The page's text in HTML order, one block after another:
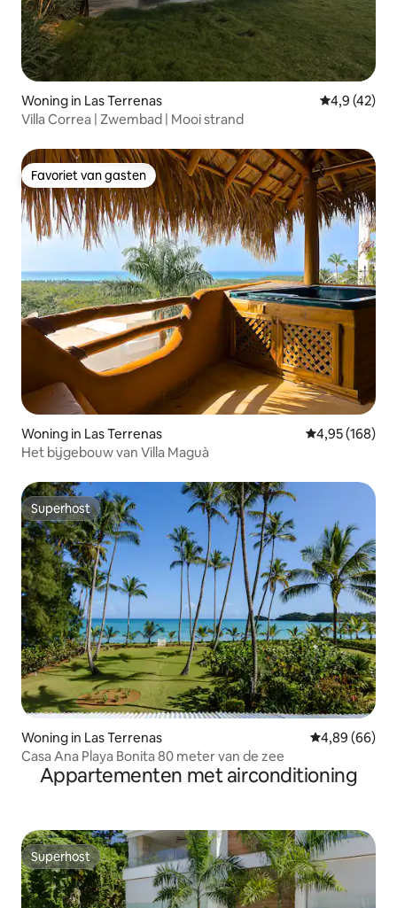
Woning in Las Terrenas
4,9 (42)
Villa Correa | Zwembad | Mooi strand
Favoriet van gasten
Favoriet van gasten
Woning in Las Terrenas Gemiddelde
4,95 (168)
Het bijgebouw van Villa Maguà
Superhost
Superhost
Woning in Las Terrenas Gemiddelde
4,89 (66)
Casa Ana Playa Bonita 80 meter van de zee
Appartementen met airconditioning
Superhost
Superhost